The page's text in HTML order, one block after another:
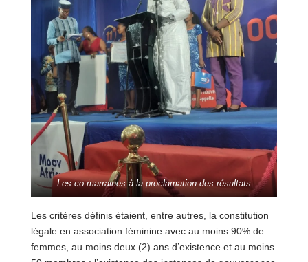
Les co-marraines à la proclamation des résultats
Les critères définis étaient, entre autres, la constitution
légale en association féminine avec au moins 90% de
femmes, au moins deux (2) ans d’existence et au moins